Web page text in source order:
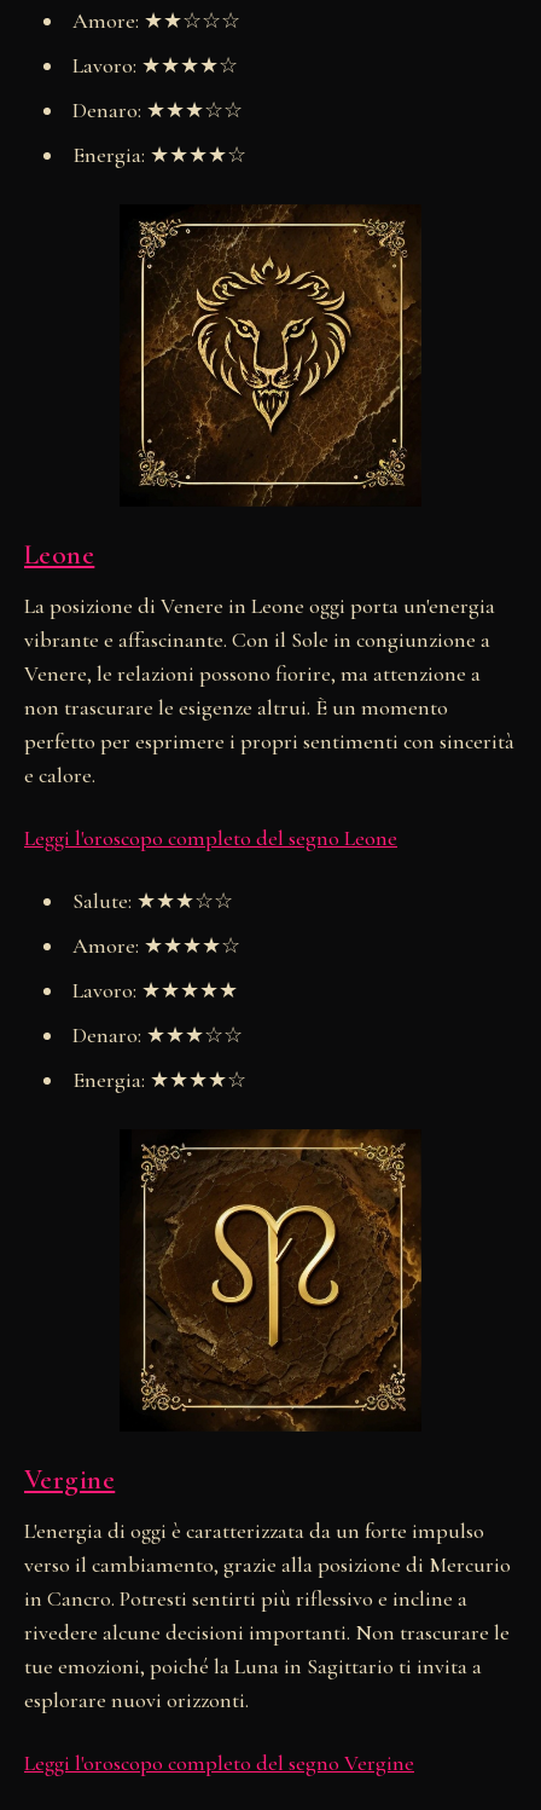
Amore: ★★☆☆☆
Lavoro: ★★★★☆
Denaro: ★★★☆☆
Energia: ★★★★☆
Leone
La posizione di Venere in Leone oggi porta un'energia
vibrante e affascinante. Con il Sole in congiunzione a
Venere, le relazioni possono fiorire, ma attenzione a
non trascurare le esigenze altrui. È un momento
perfetto per esprimere i propri sentimenti con sincerità
e calore.
Leggi l'oroscopo completo del segno Leone
Salute: ★★★☆☆
Amore: ★★★★☆
Lavoro: ★★★★★
Denaro: ★★★☆☆
Energia: ★★★★☆
Vergine
L'energia di oggi è caratterizzata da un forte impulso
verso il cambiamento, grazie alla posizione di Mercurio
in Cancro. Potresti sentirti più riflessivo e incline a
rivedere alcune decisioni importanti. Non trascurare le
tue emozioni, poiché la Luna in Sagittario ti invita a
esplorare nuovi orizzonti.
Leggi l'oroscopo completo del segno Vergine